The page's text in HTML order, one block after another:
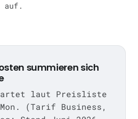
auf.
summieren sich
laut Preisliste
(Tarif Business,